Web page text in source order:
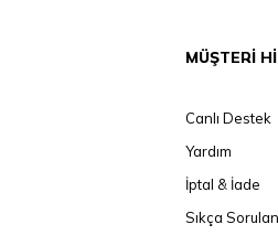
MÜŞTERİ
Canlı Destek
Yardım
İptal & İade
Sıkça